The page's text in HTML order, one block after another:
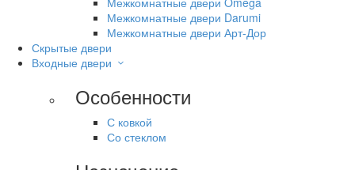
Межкомнатные двери Darumi
Межкомнатные двери Арт-Дор
Скрытые двери
Входные двери
Особенности
С ковкой
Со стеклом